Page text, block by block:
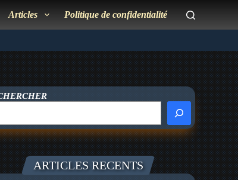
Articles Politique de confidentialité
ARTICLES RECENTS